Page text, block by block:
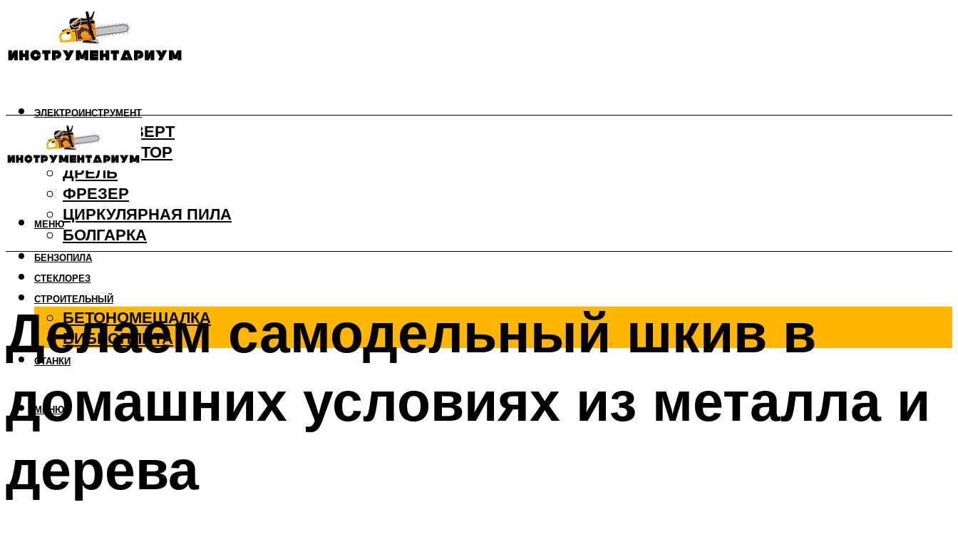
ЭЛЕКТРОИНСТРУМЕНТ
ШУРУПОВЕРТ
ПЕРФОРАТОР
ДРЕЛЬ
ФРЕЗЕР
ЦИРКУЛЯРНАЯ ПИЛА
БОЛГАРКА
БЕНЗОПИЛА
СТЕКЛОРЕЗ
СТРОИТЕЛЬНЫЙ
БЕТОНОМЕШАЛКА
ВИБРОПЛИТА
СТАНКИ
МЕНЮ
МЕНЮ
Делаем самодельный шкив в
домашних условиях из металла и
дерева